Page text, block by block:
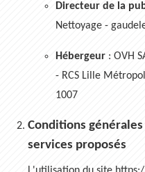
Directeur de la
Nettoyage -
Hébergeur : OVH
- RCS Lille
1007
Conditions
services proposés